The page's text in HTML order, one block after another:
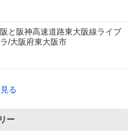
と阪神高速道路東大阪線ライブ
/大阪府東大阪市
る
ー